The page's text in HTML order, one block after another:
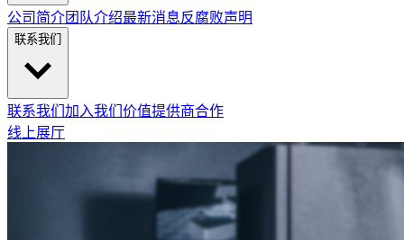
公司简介团队介绍最新消息反腐败声明
联系我们
联系我们 加入我们 价值提供商合作
线上展厅